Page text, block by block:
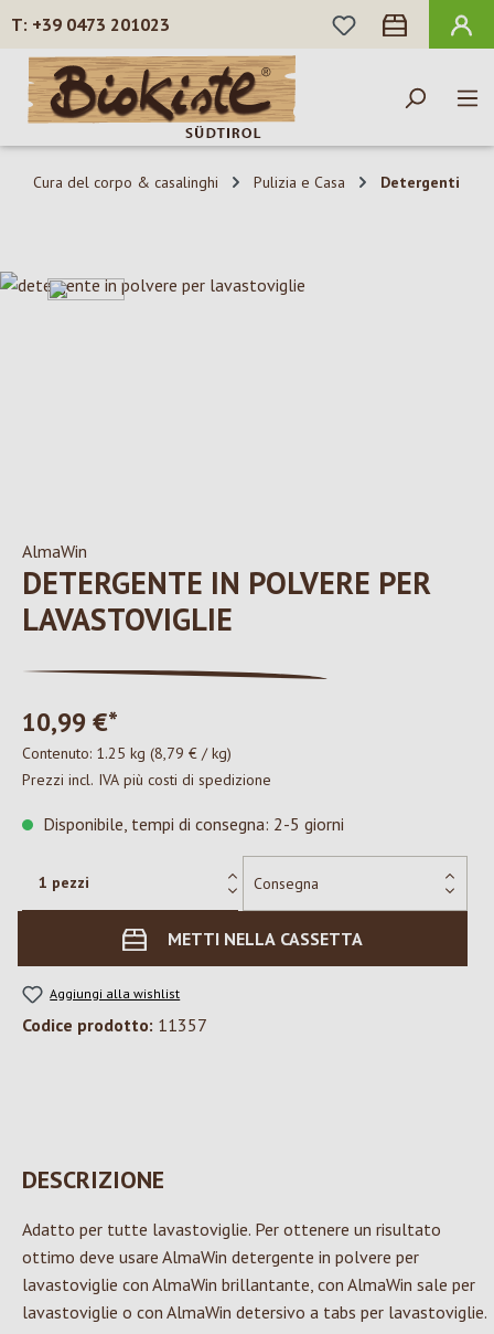
Passa al contenuto principale
+39 0473 201023
HAI 0 ARTICOLI
Cura del corpo & casalinghi Pulizia e Casa Detergenti
Salta la galleria di immagini
AlmaWin
DETERGENTE IN POLVERE PER
LAVASTOVIGLIE
10,99 €*
Contenuto: 1.25 kg (8,79 € / kg)
Prezzi incl. IVA più costi di spedizione
Disponibile, tempi di consegna: 2-5 giorni
METTI NELLA CASSETTA
Aggiungi alla wishlist
Codice prodotto: 11357
DESCRIZIONE
Adatto per tutte lavastoviglie. Per ottenere un risultato
ottimo deve usare AlmaWin detergente in polvere per
lavastoviglie con AlmaWin brillantante, con AlmaWin sale per
lavastoviglie o con AlmaWin detersivo a tabs per lavastoviglie.